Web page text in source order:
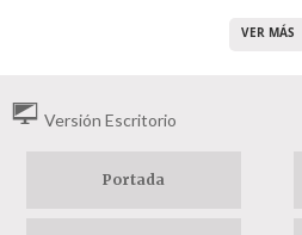
VER MÁS
Versión Escritorio
Portada